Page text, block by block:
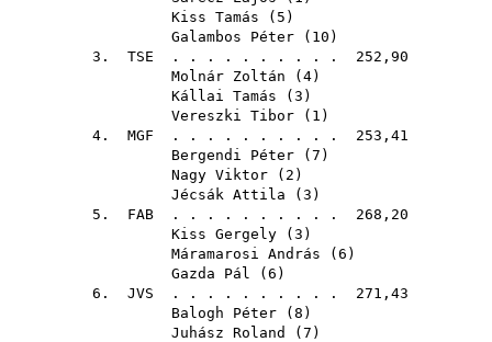
Kiss Tamás ( 5 )
Galambos Péter ( 10 )
3. TSE . . . . . . . . . . 252,90
Molnár Zoltán ( 4)
Kállai Tamás ( 3 )
Vereszki Tibor ( 1 )
4. MGF . . . . . . . . . . 253,41
Bergendi Péter ( 7 )
Nagy Viktor ( 2 )
Jécsák Attila ( 3 )
5. FAB . . . . . . . . . . 268,20
Kiss Gergely ( 3 )
Máramarosi András ( 6 )
Gazda Pál ( 6 )
6. JVS . . . . . . . . . . 271,43
Balogh Péter ( 8 )
Juhász Roland
( 7 )